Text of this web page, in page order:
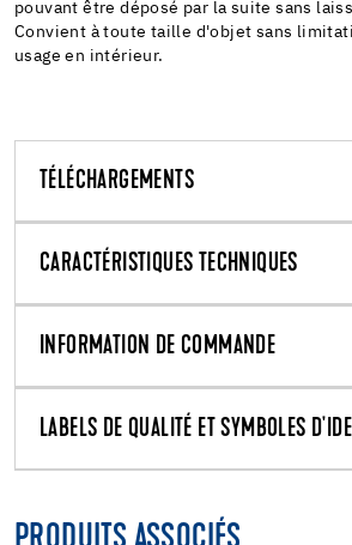
pouvant être déposé par la suite sans
Convient à toute taille d'objet sans
usage en intérieur.
TÉLÉCHARGEMENTS
CARACTÉRISTIQUES TECHNIQUES
INFORMATION DE COMMANDE
LABELS DE QUALITÉ ET SYMBOLES